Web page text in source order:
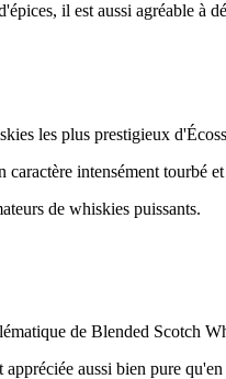
il est aussi agréable à
les plus prestigieux
intensément tourbé
de whiskies puissants.
de Blended Scotch
aussi bien pure